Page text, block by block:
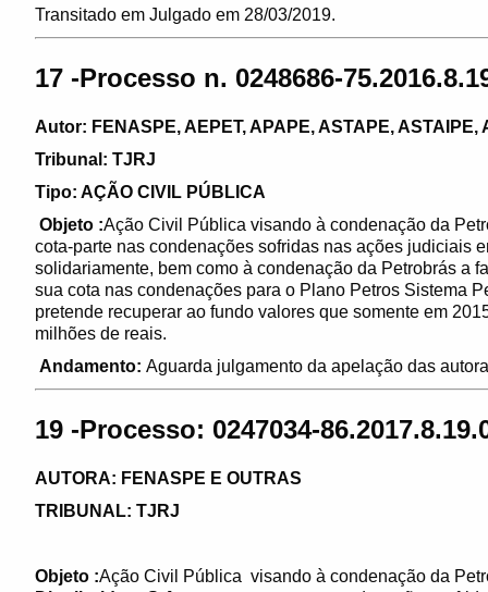
Transitado em Julgado em 28/03/2019.
17 -Processo n. 0248686-
Autor: FENASPE, AEPET, APAPE, ASTAPE, ASTAIPE,
Tribunal: TJRJ
Tipo: AÇÃO CIVIL PÚBLICA
Objeto :Ação Civil Pública visando à condenação da
cota-parte nas condenações sofridas nas ações judiciais
solidariamente, bem como à condenação da Petrobrás a
sua cota nas condenações para o Plano Petros Sistema
pretende recuperar ao fundo valores que somente em
milhões de reais.
Andamento: Aguarda julgamento da apelação das
19 -Processo: 0247034-
AUTORA: FENASPE E OUTRAS
TRIBUNAL: TJRJ
Objeto :Ação Civil Pública visando à condenação da